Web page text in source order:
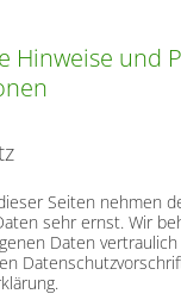
Hinweise und
Seiten nehmen
sehr ernst. Wir
Daten